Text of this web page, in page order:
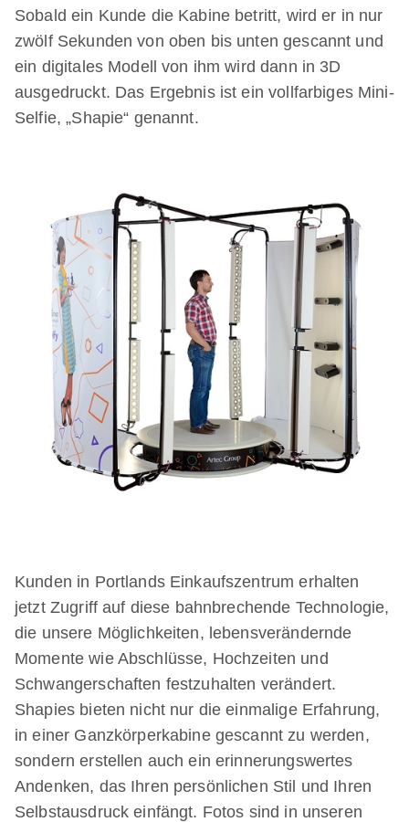
Sobald ein Kunde die Kabine betritt, wird er in nur
zwölf Sekunden von oben bis unten gescannt und
ein digitales Modell von ihm wird dann in 3D
ausgedruckt. Das Ergebnis ist ein vollfarbiges Mini-
Selfie, „Shapie“ genannt.
Kunden in Portlands Einkaufszentrum erhalten
jetzt Zugriff auf diese bahnbrechende Technologie,
die unsere Möglichkeiten, lebensverändernde
Momente wie Abschlüsse, Hochzeiten und
Schwangerschaften festzuhalten verändert.
Shapies bieten nicht nur die einmalige Erfahrung,
in einer Ganzkörperkabine gescannt zu werden,
sondern erstellen auch ein erinnerungswertes
Andenken, das Ihren persönlichen Stil und Ihren
Selbstausdruck einfängt. Fotos sind in unseren